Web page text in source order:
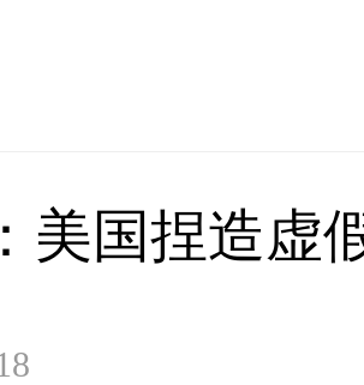
美国捏造虚